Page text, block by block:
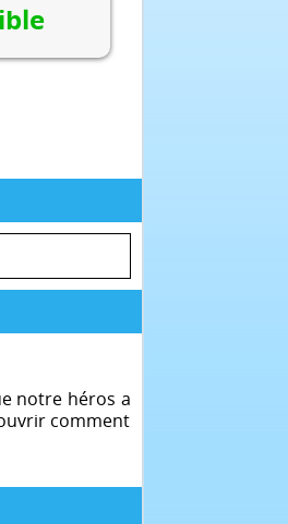
notre héros a
comment